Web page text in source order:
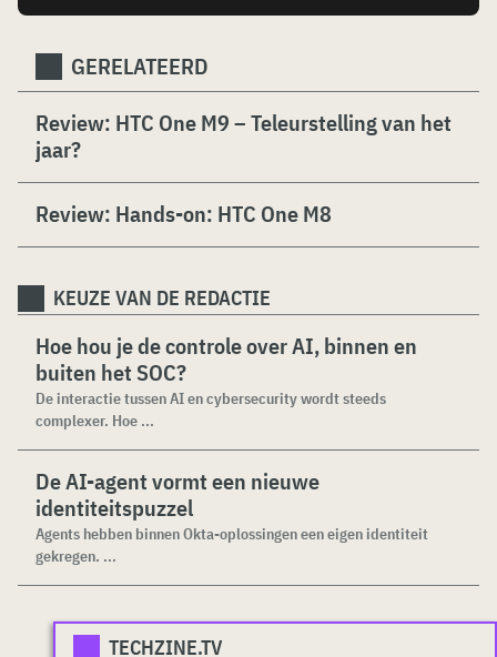
GERELATEERD
Review: HTC One M9 – Teleurstelling van het
jaar?
Review: Hands-on: HTC One M8
KEUZE VAN DE REDACTIE
Hoe hou je de controle over AI, binnen en
buiten het SOC?
De interactie tussen AI en cybersecurity wordt steeds
complexer. Hoe ...
De AI-agent vormt een nieuwe
identiteitspuzzel
Agents hebben binnen Okta-oplossingen een eigen identiteit
gekregen. ...
TECHZINE.TV